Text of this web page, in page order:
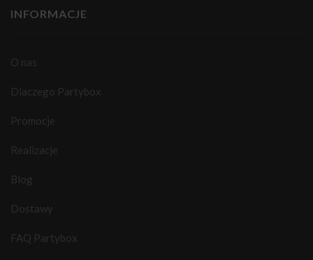
INFORMACJE
O nas
Dlaczego Partybox
Promocje
Realizacje
Blog
Dostawy
FAQ Partybox